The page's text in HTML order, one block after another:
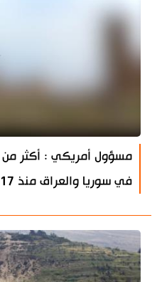
في سوريا والعراق منذ 17 أكتوبر